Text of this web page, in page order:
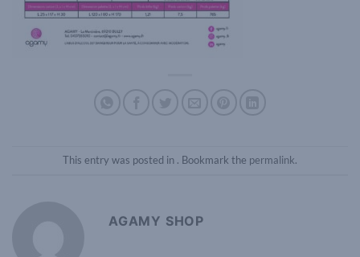
This entry was posted in . Bookmark the permalink.
AGAMY SHOP